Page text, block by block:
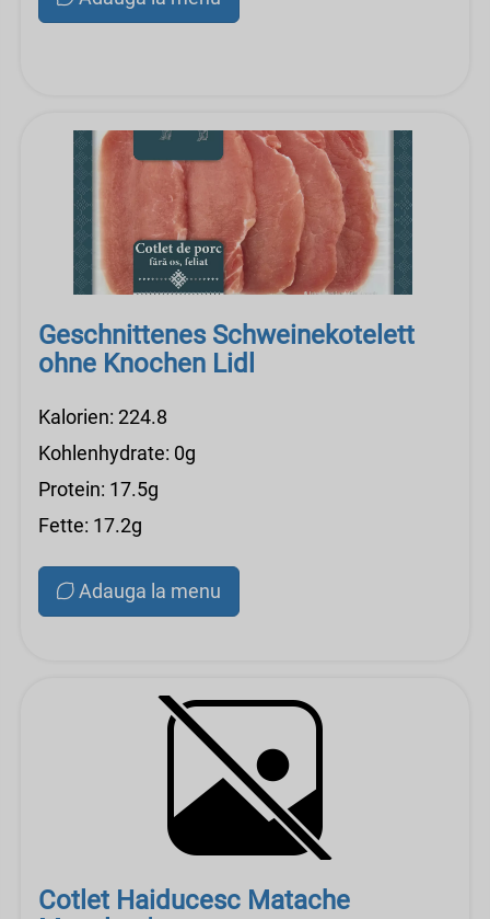
Geschnittenes Schweinekotelett
ohne Knochen Lidl
Kalorien: 224.8
Kohlenhydrate: 0g
Protein: 17.5g
Fette: 17.2g
Adauga la menu
Cotlet Haiducesc Matache